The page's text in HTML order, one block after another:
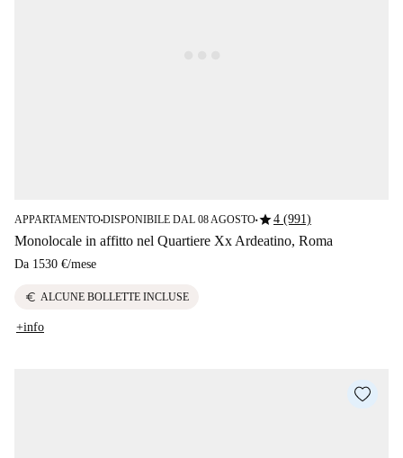
APPARTAMENTO■DISPONIBILE DAL 08 AGOSTO■star4 (991)
Monolocale in affitto nel Quartiere Xx Ardeatino, Roma
Da 1530 €/mese
euro ALCUNE BOLLETTE INCLUSE
+info